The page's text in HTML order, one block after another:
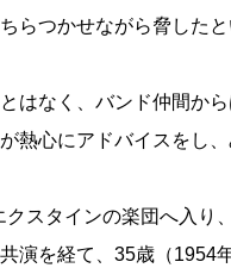
らつかせながら脅したと
はなく、バンド仲間か
熱心にアドバイスをし
スタインの楽団へ入り
演を経て、35歳（1954